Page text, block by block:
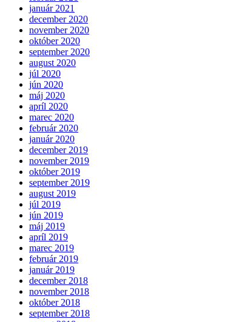
január 2021
december 2020
november 2020
október 2020
september 2020
august 2020
júl 2020
jún 2020
máj 2020
apríl 2020
marec 2020
február 2020
január 2020
december 2019
november 2019
október 2019
september 2019
august 2019
júl 2019
jún 2019
máj 2019
apríl 2019
marec 2019
február 2019
január 2019
december 2018
november 2018
október 2018
september 2018